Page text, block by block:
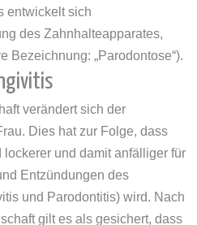
entwickelt sich
des Zahnhalteapparates,
Bezeichnung: „Parodontose“).
verändert sich der
Dies hat zur Folge, dass
und damit anfälliger für
Entzündungen des
und Parodontitis) wird. Nach
gilt es als gesichert, dass